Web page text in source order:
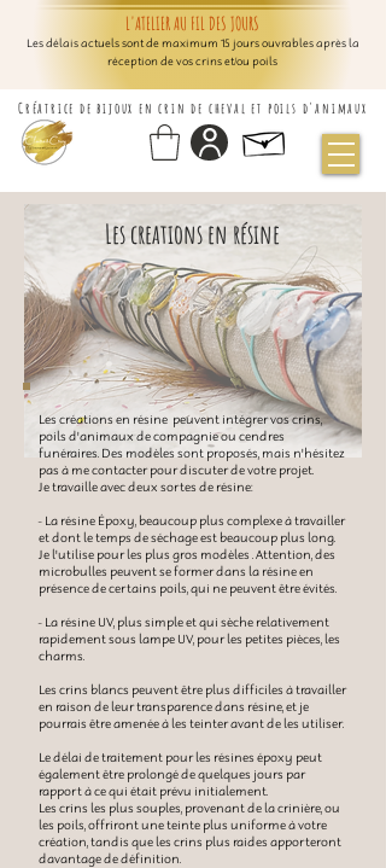
L'ATELIER AU FIL DES JOURS
Les délais actuels sont de maximum 15 jours ouvrables après la
réception de vos crins et/ou poils
Créatrice de bijoux en crin de cheval et poils d'animaux
Les creations en résine
Les créations en résine peuvent intégrer vos crins,
poils d'animaux de compagnie ou cendres
funéraires. Des modèles sont proposés, mais n'hésitez
pas à me contacter pour discuter de votre projet.
Je travaille avec deux sortes de résine:
- La résine Époxy, beaucoup plus complexe à travailler
et dont le temps de séchage est beaucoup plus long.
Je l'utilise pour les plus gros modèles . Attention, des
microbulles peuvent se former dans la résine en
présence de certains poils, qui ne peuvent être évités.
- La résine UV, plus simple et qui sèche relativement
rapidement sous lampe UV, pour les petites pièces, les
charms.
Les crins blancs peuvent être plus difficiles à travailler
en raison de leur transparence dans résine, et je
pourrais être amenée à les teinter avant de les utiliser.
Le délai de traitement pour les résines époxy peut
également être prolongé de quelques jours par
rapport à ce qui était prévu initialement.
Les crins les plus souples, provenant de la crinière, ou
les poils, offriront une teinte plus uniforme à votre
création, tandis que les crins plus raides apporteront
davantage de définition.